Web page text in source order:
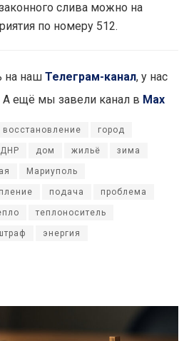
слива можно на
по номеру 512.
на наш Телеграм-канал, у нас
А ещё мы завели канал в Max
восстановление город
ДНР дом жильё зима
Мариуполь
подача проблема
теплоноситель
энергия